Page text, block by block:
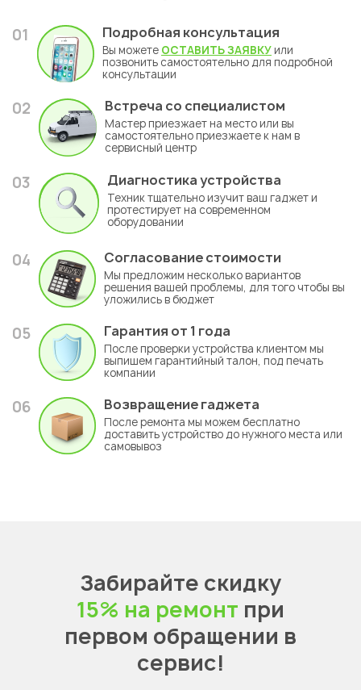
01 Подробная консультация
Вы можете ОСТАВИТЬ ЗАЯВКУ или
позвонить самостоятельно для подробной
консультации
02 Встреча со специалистом
Мастер приезжает на место или вы
самостоятельно приезжаете к нам в
сервисный центр
03 Диагностика устройства
Техник тщательно изучит ваш гаджет и
протестирует на современном
оборудовании
04 Согласование стоимости
Мы предложим несколько вариантов
решения вашей проблемы, для того чтобы вы
уложились в бюджет
05 Гарантия от 1 года
После проверки устройства клиентом мы
выпишем гарантийный талон, под печать
компании
06 Возвращение гаджета
После ремонта мы можем бесплатно
доставить устройство до нужного места или
самовывоз
Забирайте скидку
15% на ремонт при
первом обращении в
сервис!